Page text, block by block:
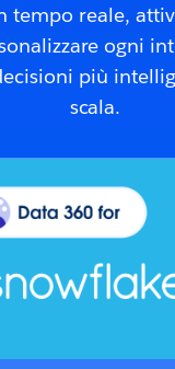
tempo reale,
ogni
più
scala.